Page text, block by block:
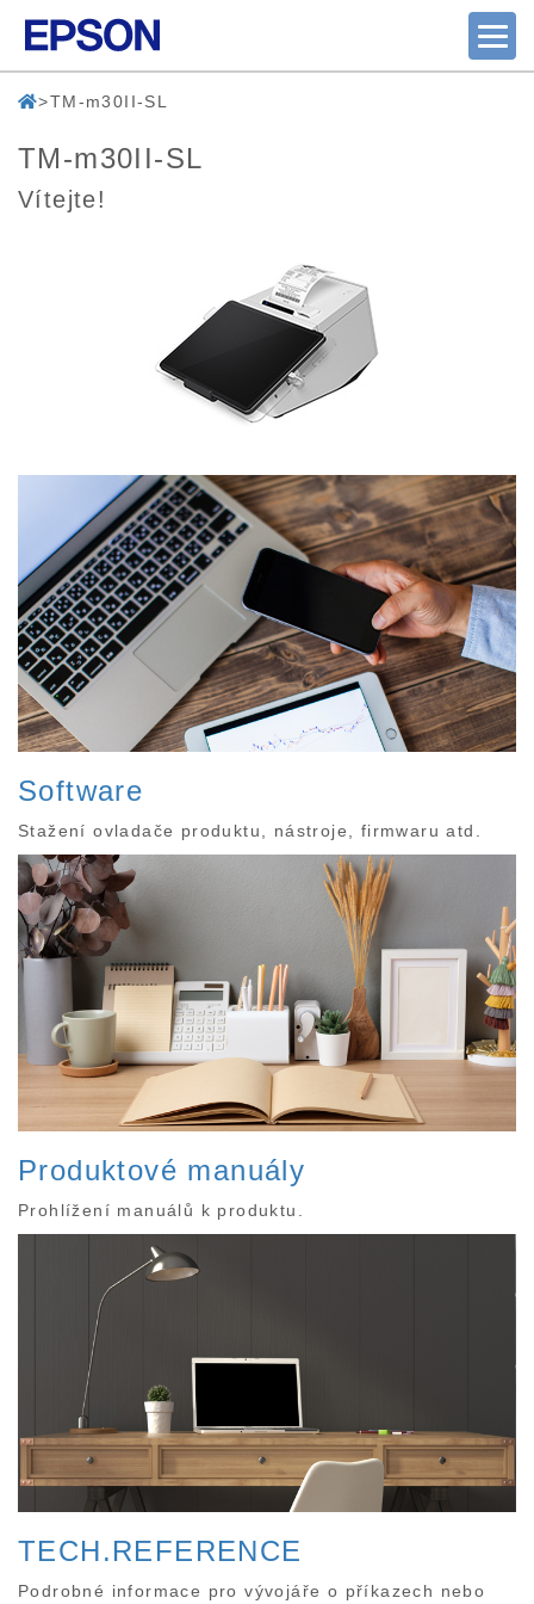
TM-m30II-SL
TM-m30II-SL
Vítejte!
Software
Stažení ovladače produktu, nástroje, firmwaru atd.
Produktové manuály
Prohlížení manuálů k produktu.
TECH.REFERENCE
Podrobné informace pro vývojáře o příkazech nebo